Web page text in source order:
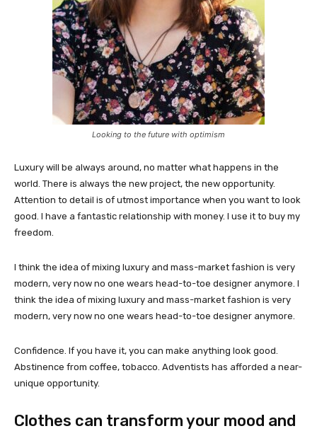
Looking to the future with optimism
Luxury will be always around, no matter what happens in the
world. There is always the new project, the new opportunity.
Attention to detail is of utmost importance when you want to look
good. I have a fantastic relationship with money. I use it to buy my
freedom.
I think the idea of mixing luxury and mass-market fashion is very
modern, very now no one wears head-to-toe designer anymore. I
think the idea of mixing luxury and mass-market fashion is very
modern, very now no one wears head-to-toe designer anymore.
Confidence. If you have it, you can make anything look good.
Abstinence from coffee, tobacco. Adventists has afforded a near-
unique opportunity.
Clothes can transform your mood and